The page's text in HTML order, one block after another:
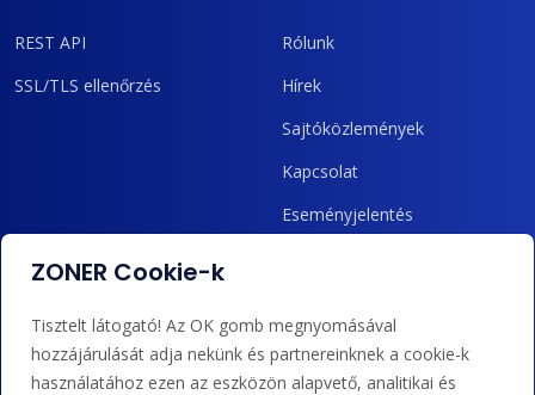
REST API
SSL/TLS ellenőrzés
Rólunk
Hírek
Sajtóközlemények
Kapcsolat
Eseményjelentés
Adminisztráció
Bejelentkezés Súgó
ZONER Cookie-k
Tisztelt látogató! Az OK gomb megnyomásával
hozzájárulását adja nekünk és partnereinknek a cookie-k
használatához ezen az eszközön alapvető, analitikai és